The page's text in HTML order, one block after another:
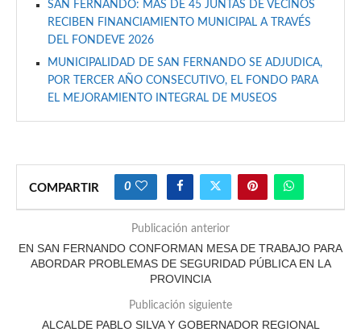
SAN FERNANDO: MÁS DE 45 JUNTAS DE VECINOS
RECIBEN FINANCIAMIENTO MUNICIPAL A TRAVÉS
DEL FONDEVE 2026
MUNICIPALIDAD DE SAN FERNANDO SE ADJUDICA,
POR TERCER AÑO CONSECUTIVO, EL FONDO PARA
EL MEJORAMIENTO INTEGRAL DE MUSEOS
COMPARTIR 0
Publicación anterior
EN SAN FERNANDO CONFORMAN MESA DE TRABAJO PARA
ABORDAR PROBLEMAS DE SEGURIDAD PÚBLICA EN LA
PROVINCIA
Publicación siguiente
ALCALDE PABLO SILVA Y GOBERNADOR REGIONAL